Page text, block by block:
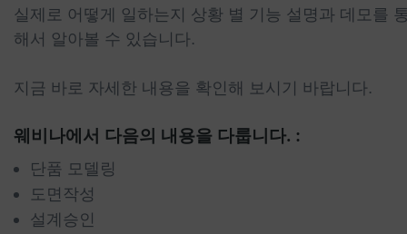
실제로 어떻게 일하는지 상황 별 기능 설명과 데모를
해서 알아볼 수 있습니다.
지금 바로 자세한 내용을 확인해 보시기 바랍니다.
웨비나에서 다음의 내용을 다룹니다. :
단품 모델링
도면작성
설계승인